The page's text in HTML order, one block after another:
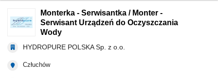
Monterka - Serwisantka / Monter -
Serwisant Urządzeń do Oczyszczania
Wody
HYDROPURE POLSKA Sp. z o.o.
Człuchów